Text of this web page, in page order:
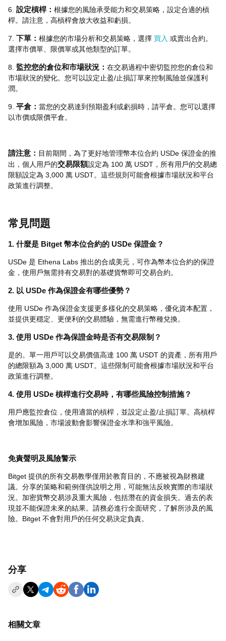
6. 設定槓桿： 根據您的風險承受能力和交易策略，設定合適的槓
桿。請注意，高槓桿會放大收益和虧損。
7. 下單： 根據您的市場分析和交易策略，選擇 買入 或賣出合約。
選擇市價單、限價單或其他類型的訂單。
8. 監控您的倉位和市場狀況： 在交易過程中密切監控您的倉位和
市場狀況的變化。您可以設定止盈/止損訂單來控制風險並保護利
潤。
9. 平倉： 當您的交易達到預期盈利或虧損時，請平倉。您可以選擇
以市價或限價平倉。
請注意： 目前期間，為了更好地管理幣本位合約 USDe 保證金的推
出，個人用戶的交易限額設定為 100 萬 USDT，所有用戶的交易總
限額設定為 3,000 萬 USDT。這些規則可能會根據市場狀況和平台
政策進行調整。
常見問題
1. 什麼是 Bitget 幣本位合約的 USDe 保證金？
USDe 是 Ethena Labs 推出的合成美元，可作為幣本位合約的保證
金，使用戶無需持有交易對的基礎貨幣即可交易合約。
2. 以 USDe 作為保證金有哪些優勢？
使用 USDe 作為保證金支援更多樣化的交易策略，優化資本配置，
並提供更穩定、更便利的交易體驗，無需進行幣種兌換。
3. 使用 USDe 作為保證金時是否有交易限制？
是的。單一用戶可以交易價值高達 100 萬 USDT 的資產，所有用戶
的總限額為 3,000 萬 USDT。這些限制可能會根據市場狀況和平台
政策進行調整。
4. 使用 USDe 槓桿進行交易時，有哪些風險控制措施？
用戶應監控倉位，使用適當的槓桿，並設定止盈/止損訂單。高槓桿
會增加風險，市場波動會影響保證金水準和強平風險。
免責聲明及風險警示
Bitget 提供的所有交易教學僅用於教育目的，不應被視為財務建
議。分享的策略和範例僅供說明之用，可能無法反映實際的市場狀
況。加密貨幣交易涉及重大風險，包括潛在的資金損失。過去的表
現並不能保證未來的結果。請務必進行全面研究，了解所涉及的風
險。Bitget 不會對用戶的任何交易決定負責。
分享
相關文章